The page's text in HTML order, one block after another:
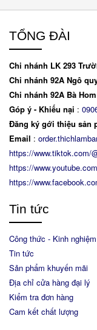
TỔNG ĐÀI
Chi nhánh LK 293
Chi nhánh 92A Ngô
Chi nhánh 92A Bà
Góp ý - Khiếu nại :
Đăng ký gới thiệu sản
Email :
https://www.tiktok.com/
https://
https://
Tin tức
Công thức - Kinh nghiệm
Tin tức
Sản phẩm khuyến mãi
Địa chỉ cửa hàng đại lý
Kiểm tra đơn hàng
Cam kết chất lượng